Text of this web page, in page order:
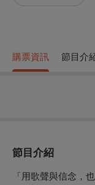
購票資訊 節目介
節目介紹
「用歌聲與信念，